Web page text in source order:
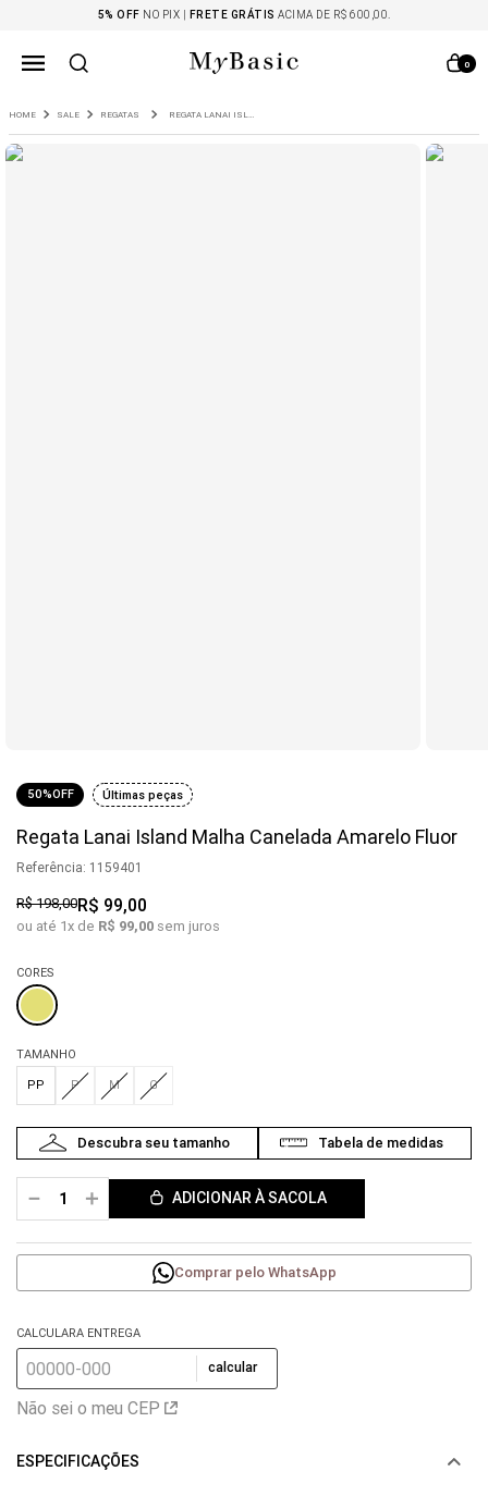
5% OFF NO PIX | FRETE GRÁTIS ACIMA DE R$ 600,00.
0
SALE REGATAS REGATA LANAI ISLAND MALHA CANELADA AMARELO FLUOR
50%OFF Últimas peças
Regata Lanai Island Malha Canelada Amarelo Fluor
Referência: 1159401
R$198,00R$ 99,00
ou até 1x de R$ 99,00 sem juros
CORES
TAMANHO
PP P M G
＋
－ ADICIONAR À SACOLA
Comprar pelo WhatsApp
CALCULARA ENTREGA
calcular
Não sei o meu CEP
ESPECIFICAÇÕES